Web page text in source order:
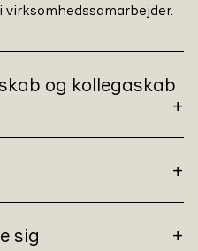
og kollegaskab
sig